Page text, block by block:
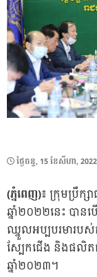
POSTED
ថ្ងៃ​ចន្ទ, 15 ខែ​សីហា, 2022
(ភ្នំពេញ)៖ក្រុមប្រឹក្ស
ឆ្នាំ២០២២នេះ បាន
ឈ្នួលអប្បបរមារបស់
ស្បែកជើង និងផលិ
ឆ្នាំ២០២៣។